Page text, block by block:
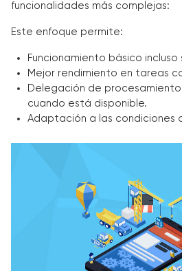
funcionalidades más complejas:
Este enfoque permite:
Funcionamiento básico incluso
Mejor rendimiento en tareas
Delegación de
cuando está disponible.
Adaptación a las condiciones